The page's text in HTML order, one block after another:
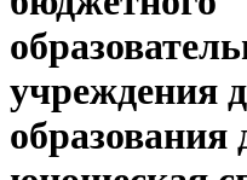
учреждения
образования